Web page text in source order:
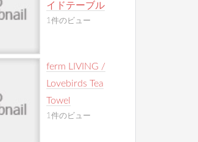
イドテーブル
1件のビュー
ferm LIVING /
Lovebirds Tea
Towel
1件のビュー